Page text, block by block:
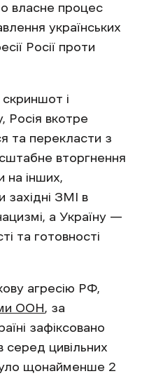
власне процес
українських
Росії проти
і
Росія вкотре
та перекласти з
вторгнення
на інших,
західні ЗМІ в
а Україну —
та готовності
агресію РФ,
ООН
, за
зафіксовано
серед цивільних
щонайменше 2